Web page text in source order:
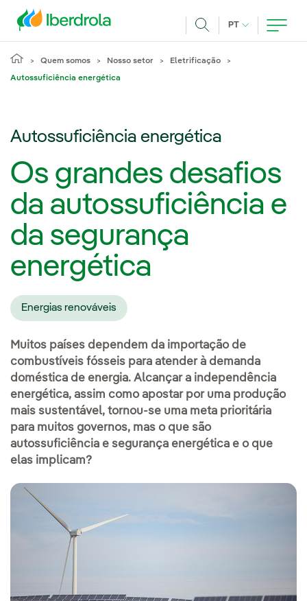
PT IDIOMA ATUAL,
Quem somos Nosso setor Eletrificação
Autossuficiência energética
Autossuficiência energética
Os grandes desafios
da autossuficiência e
da segurança
energética
Energias renováveis
Muitos países dependem da importação de
combustíveis fósseis para atender à demanda
doméstica de energia. Alcançar a independência
energética, assim como apostar por uma produção
mais sustentável, tornou-se uma meta prioritária
para muitos governos, mas o que são
autossuficiência e segurança energética e o que
elas implicam?